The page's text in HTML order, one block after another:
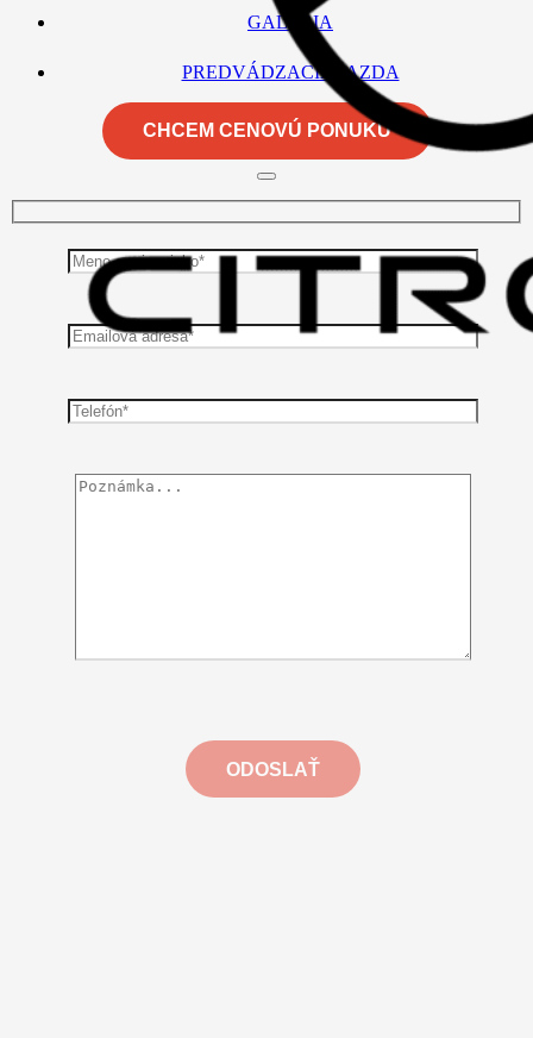
GALÉRIA
PREDVÁDZACIA JAZDA
CHCEM CENOVÚ PONUKU